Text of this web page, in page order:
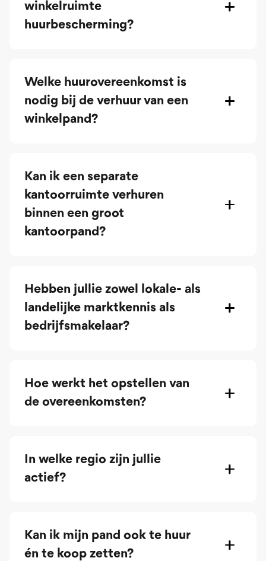
winkelruimte
huurbescherming?
Welke huurovereenkomst is
nodig bij de verhuur van een
winkelpand?
Kan ik een separate
kantoorruimte verhuren
binnen een groot
kantoorpand?
Hebben jullie zowel lokale- als
landelijke marktkennis als
bedrijfsmakelaar?
Hoe werkt het opstellen van
de overeenkomsten?
In welke regio zijn jullie
actief?
Kan ik mijn pand ook te huur
én te koop zetten?